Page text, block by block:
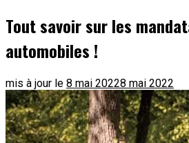
Tout savoir sur les
automobiles !
mis à jour le 8 mai 20228 mai 2022